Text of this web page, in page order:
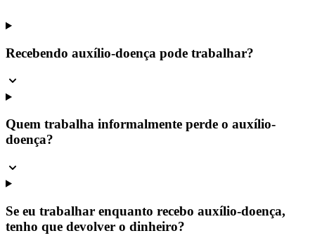
Recebendo auxílio-doença pode trabalhar?
Quem trabalha informalmente perde o auxílio-
doença?
Se eu trabalhar enquanto recebo auxílio-doença,
tenho que devolver o dinheiro?